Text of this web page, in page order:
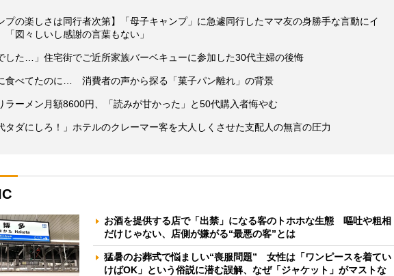
プの楽しさは同行者次第】「母子キャンプ」に急遽同行したママ友の身勝手な言動にイ
図々しいし感謝の言葉もない」
した…」住宅街でご近所家族バーベキューに参加した30代主婦の後悔
食べてたのに… 消費者の声から探る「菓子パン離れ」の背景
ラーメン月額8600円、「読みが甘かった」と50代購入者悔やむ
タダにしろ！」ホテルのクレーマー客を大人しくさせた支配人の無言の圧力
お酒を提供する店で「出禁」になる客のトホホな生態 嘔吐や粗相
だけじゃない、店側が嫌がる“最悪の客”とは
猛暑のお葬式で悩ましい“喪服問題” 女性は「ワンピースを着てい
けばOK」という俗説に潜む誤解、なぜ「ジャケット」がマストな